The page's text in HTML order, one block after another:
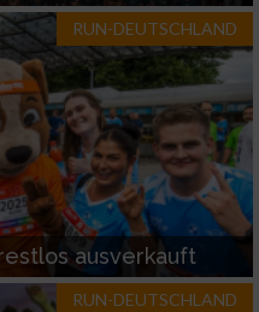
RUN-DEUTSCHLAND
ausverkauft
RUN-DEUTSCHLAND